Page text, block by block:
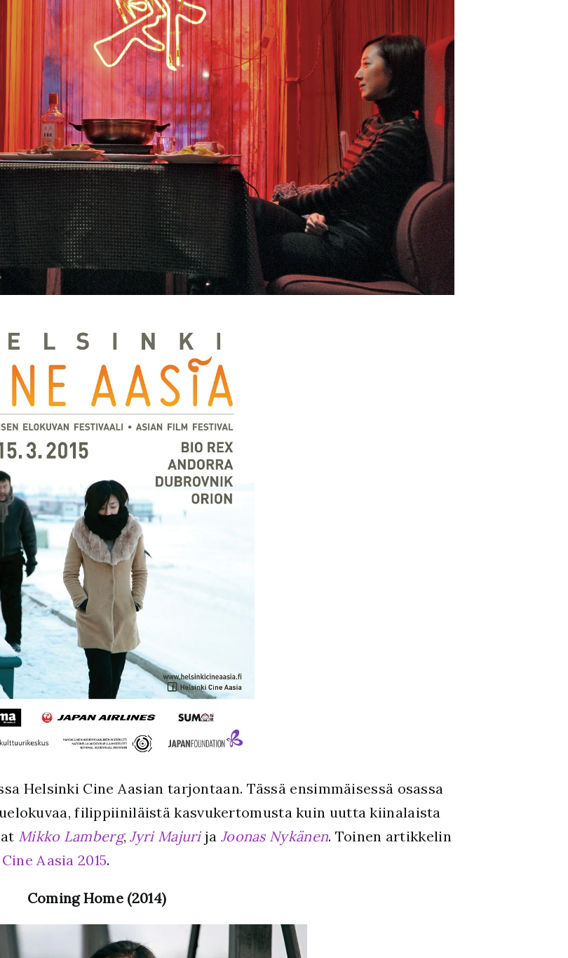
Helsinki Cine Aasian tarjontaan. Tässä ensimmäisessä osassa
filippiiniläistä kasvukertomusta kuin uutta kiinalaista
Mikko Lamberg,Jyri Majurija Joonas Nykänen. Toinen artikkelin
Aasia 2015.
Coming Home (2014)